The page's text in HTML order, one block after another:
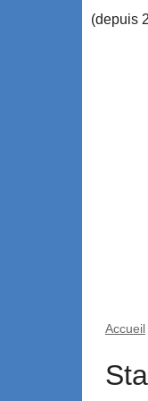
(depuis
Accueil